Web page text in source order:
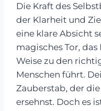
Die Kraft des
der Klarheit und
eine klare Absicht
magisches Tor,
Weise zu den
Menschen führt.
Zauberstab, der
ersehnst. Doch es